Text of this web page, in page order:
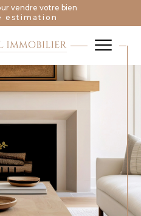
vendre votre bien
estimation